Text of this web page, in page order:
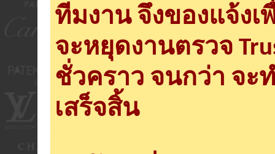
ทีมงาน จึงของแจ้ง
จะหยุดงานตรวจ
ชั่วคราว จนกว่า จะ
เสร็จสิ้น